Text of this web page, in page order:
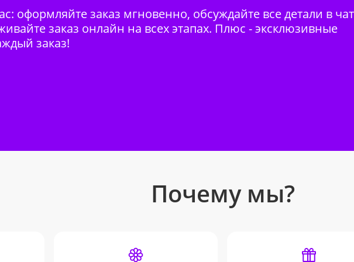
оформляйте заказ мгновенно, обсуждайте все детали в
заказ онлайн на всех этапах. Плюс - эксклюзивные
заказ!
Почему мы?